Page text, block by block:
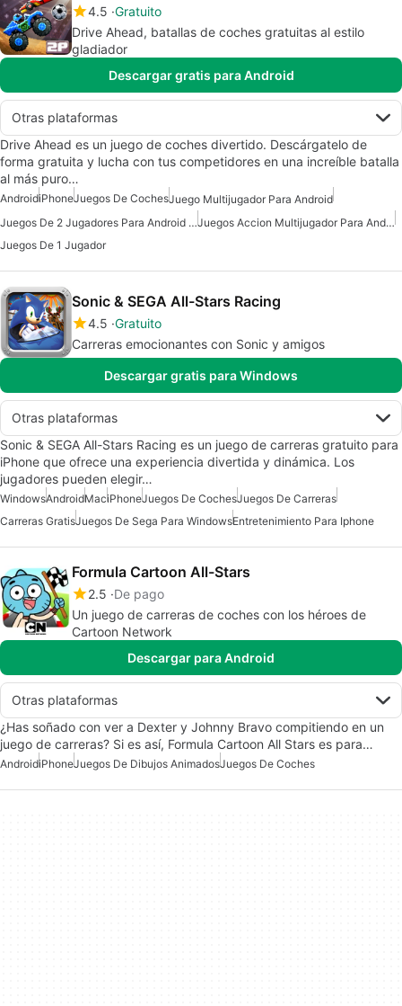
4.5 Gratuito
Drive Ahead, batallas de coches gratuitas al estilo
gladiador
Descargar gratis para Android
Otras plataformas
Drive Ahead es un juego de coches divertido. Descárgatelo de
forma gratuita y lucha con tus competidores en una increíble batalla
al más puro…
AndroidiPhoneJuegos De CochesJuego Multijugador Para Android
Juegos De 2 Jugadores Para Android Gratis
Juegos Accion Multijugador Para Android
Juegos De 1 Jugador
Sonic & SEGA All-Stars Racing
4.5 Gratuito
Carreras emocionantes con Sonic y amigos
Descargar gratis para Windows
Otras plataformas
Sonic & SEGA All-Stars Racing es un juego de carreras gratuito para
iPhone que ofrece una experiencia divertida y dinámica. Los
jugadores pueden elegir…
WindowsAndroidMaciPhoneJuegos De CochesJuegos De Carreras
Carreras GratisJuegos De Sega Para WindowsEntretenimiento Para Iphone
Formula Cartoon All-Stars
2.5 De pago
Un juego de carreras de coches con los héroes de
Cartoon Network
Descargar para Android
Otras plataformas
¿Has soñado con ver a Dexter y Johnny Bravo compitiendo en un
juego de carreras? Si es así, Formula Cartoon All Stars es para…
AndroidiPhoneJuegos De Dibujos AnimadosJuegos De Coches